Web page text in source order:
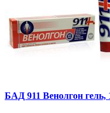
БАД 911 Венолгон гель,